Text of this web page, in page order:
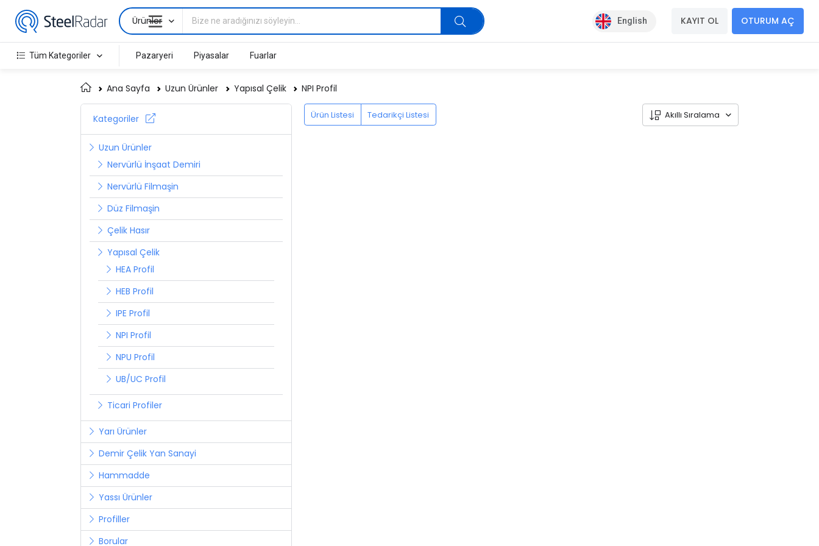
Ürünler English KAYIT OL OTURUM AÇ
Tüm Kategoriler Pazaryeri Piyasalar Fuarlar
Ana Sayfa Uzun Ürünler Yapısal Çelik NPI Profil
Kategoriler
Uzun Ürünler
Nervürlü İnşaat Demiri
Nervürlü Filmaşin
Düz Filmaşin
Çelik Hasır
Yapısal Çelik
HEA Profil
HEB Profil
IPE Profil
NPI Profil
NPU Profil
UB/UC Profil
Ticari Profiler
Yarı Ürünler
Demir Çelik Yan Sanayi
Hammadde
Yassı Ürünler
Profiller
Borular
Ürün Listesi Tedarikçi Listesi Akıllı Sıralama